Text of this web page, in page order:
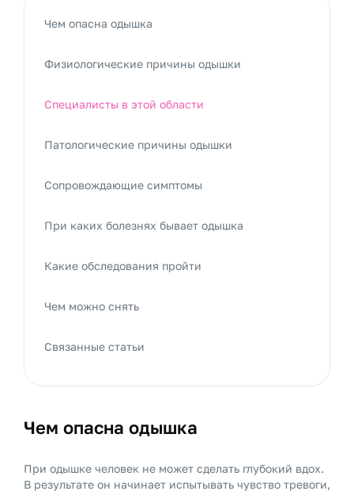
Чем опасна одышка
При одышке человек не может сделать глубокий вдох.
В результате он начинает испытывать чувство тревоги,
Чем опасна одышка
Физиологические причины одышки
Специалисты в этой области
Патологические причины одышки
Сопровождающие симптомы
При каких болезнях бывает одышка
Какие обследования пройти
Чем можно снять
Связанные статьи